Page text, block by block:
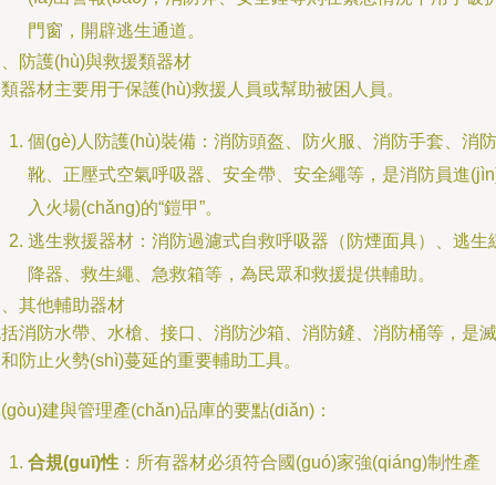
門窗，開辟逃生通道。
防護(hù)與救援類器材
器材主要用于保護(hù)救援人員或幫助被困人員。
個(gè)人防護(hù)裝備：消防頭盔、防火服、消防手套、消防
靴、正壓式空氣呼吸器、安全帶、安全繩等，是消防員進
入火場(chǎng)的“鎧甲”。
逃生救援器材：消防過濾式自救呼吸器（防煙面具）、逃生
降器、救生繩、急救箱等，為民眾和救援提供輔助。
其他輔助器材
消防水帶、水槍、接口、消防沙箱、消防鏟、消防桶等，是滅
防止火勢(shì)蔓延的重要輔助工具。
建與管理產(chǎn)品庫的要點(diǎn)：
合規(guī)性 ：所有器材必須符合國(guó)家強(qiáng)制性產